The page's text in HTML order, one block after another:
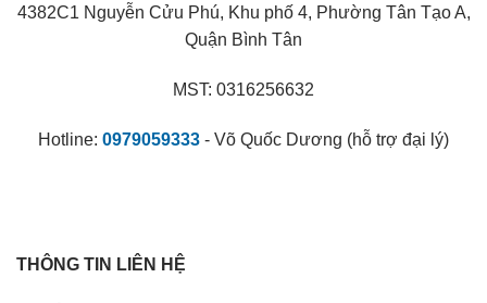
4382C1 Nguyễn Cửu Phú, Khu phố 4, Phường Tân Tạo A,
Quận Bình Tân
MST: 0316256632
Hotline: 0979059333 - Võ Quốc Dương (hỗ trợ đại lý)
THÔNG TIN LIÊN HỆ